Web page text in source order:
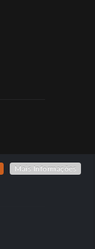
Mais Informações